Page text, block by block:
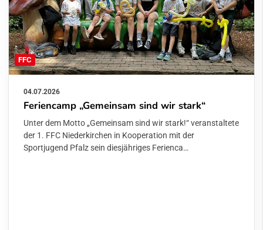
FFC
04.07.2026
Feriencamp „Gemeinsam sind wir stark“
Unter dem Motto „Gemeinsam sind wir stark!“ veranstaltete
der 1. FFC Niederkirchen in Kooperation mit der
Sportjugend Pfalz sein diesjähriges Ferienca…